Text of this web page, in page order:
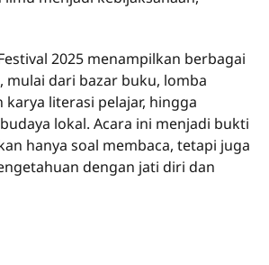
2025 menampilkan berbagai
mulai dari bazar buku, lomba
karya literasi pelajar, hingga
lokal. Acara ini menjadi bukti
hanya soal membaca, tetapi juga
dengan jati diri dan